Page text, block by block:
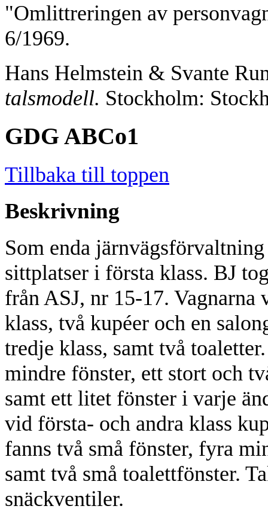
"Omlittreringen av
6/1969.
Hans Helmstein & Svante
talsmodell. Stockholm:
GDG ABCo1
Tillbaka till toppen
Beskrivning
Som enda
sittplatser i första klass. BJ
från ASJ, nr 15-17. Vagnarna
klass, två kupéer och en
tredje klass, samt två
mindre fönster, ett stort och
samt ett litet fönster i varje
vid första- och andra klass
fanns två små fönster, fyra
samt två små toalettfönster.
snäckventiler.